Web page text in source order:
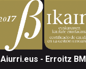
Aiurri.eus - Erroitz BM